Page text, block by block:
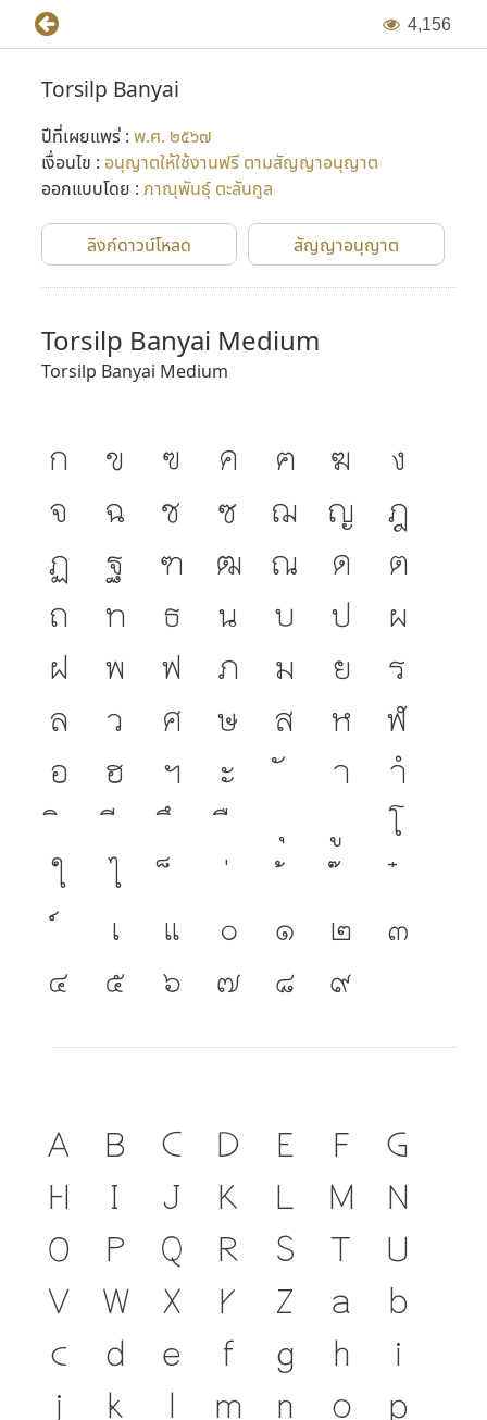
4,156
Torsilp Banyai
ปีที่เผยแพร่ : พ.ศ. ๒๕๖๗
เงื่อนไข : อนุญาตให้ใช้งานฟรี ตามสัญญาอนุญาต
ออกแบบโดย : ภาณุพันธุ์ ตะลันกูล
ลิงก์ดาวน์โหลด สัญญาอนุญาต
Torsilp Banyai Medium
Torsilp Banyai Medium
ก ข ฃ ค ฅ ฆ
ง
จ
ฉ ช ซ ฌ ญ
ฎ
ฏ
ฐ ฑ ฒ ณ ด
ต
ถ
ท ธ น บ ป
ผ
ฝ
พ ฟ ภ ม ย
ร
ล
ว ศ ษ ส ห
ฬ
อ
ฮ ฯ ะ า
ำ
โ
ใ
ไ
เ
แ ๐ ๑ ๒
๓
๔
๕ ๖ ๗ ๘ ๙
A B C D E F
G
H
I J K L M
N
O
P Q R S
U
V
W X Y Z a
b
c
d e f g h
i
j
k m n o
p